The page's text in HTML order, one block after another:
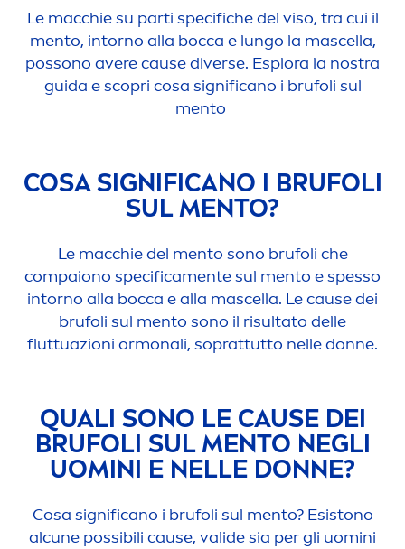
Le macchie su parti specifiche del viso, tra cui il
mento, intorno alla bocca e lungo la mascella,
possono avere cause diverse. Esplora la nostra
guida e scopri cosa significano i brufoli sul
mento
COSA SIGNIFICANO I BRUFOLI
SULMENTO?
Le macchie del mento sono brufoli che
compaiono specificamente sul mento e spesso
intorno alla bocca e alla mascella. Le cause dei
brufoli sul mento sono il risultato delle
fluttuazioni ormonali, soprattutto nelle donne.
QUALI SONO LE CAUSE DEI
BRUFOLI SULMENTO NEGLI
UOMINI E NELLE DONNE?
Cosa significano i brufoli sul mento? Esistono
alcune possibili cause, valide sia per gli uomini